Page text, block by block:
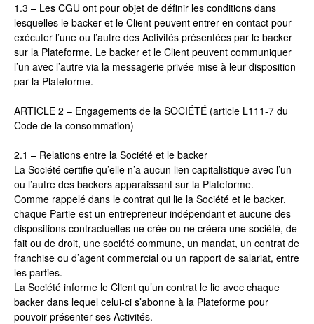
1.3 – Les CGU ont pour objet de définir les conditions dans
lesquelles le backer et le Client peuvent entrer en contact pour
exécuter l’une ou l’autre des Activités présentées par le backer
sur la Plateforme. Le backer et le Client peuvent communiquer
l’un avec l’autre via la messagerie privée mise à leur disposition
par la Plateforme.
ARTICLE 2 – Engagements de la SOCIÉTÉ (article L111-7 du
Code de la consommation)
2.1 – Relations entre la Société et le backer
La Société certifie qu’elle n’a aucun lien capitalistique avec l’un
ou l’autre des backers apparaissant sur la Plateforme.
Comme rappelé dans le contrat qui lie la Société et le backer,
chaque Partie est un entrepreneur indépendant et aucune des
dispositions contractuelles ne crée ou ne créera une société, de
fait ou de droit, une société commune, un mandat, un contrat de
franchise ou d’agent commercial ou un rapport de salariat, entre
les parties.
La Société informe le Client qu’un contrat le lie avec chaque
backer dans lequel celui-ci s’abonne à la Plateforme pour
pouvoir présenter ses Activités.